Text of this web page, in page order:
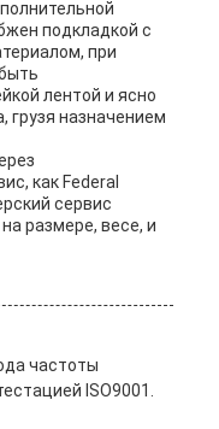
подкладкой с
при
лентой и ясно
грузя назначением
как Federal
сервис
размере, весе, и
частоты
ISO9001.